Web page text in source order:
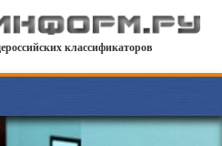
классификаторов